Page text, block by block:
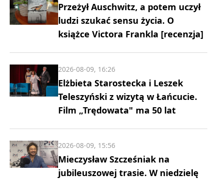
Przeżył Auschwitz, a potem uczył
ludzi szukać sensu życia. O
książce Victora Frankla [recenzja]
Elżbieta Starostecka i Leszek
Teleszyński z wizytą w Łańcucie.
Film „Trędowata" ma 50 lat
2026-08-09, 16:26
Mieczysław Szcześniak na
jubileuszowej trasie. W niedzielę
2026-08-09, 15:56